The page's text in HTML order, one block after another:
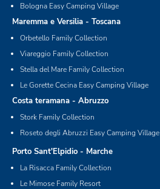
Bologna Easy Camping Village
Maremma e Versilia - Toscana
Orbetello Family Collection
Viareggio Family Collection
Stella del Mare Family Collection
Le Gorette Cecina Easy Camping Village
Costa teramana - Abruzzo
Stork Family Collection
Roseto degli Abruzzi Easy Camping Village
Porto Sant'Elpidio - Marche
La Risacca Family Collection
Le Mimose Family Resort